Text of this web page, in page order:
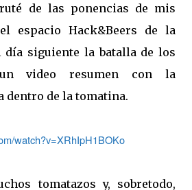
de las ponencias de mis
espacio Hack&Beers de la
día siguiente la batalla de los
video resumen con la
dentro de la tomatina.
watch?v=XRhIpH1BOKo
tomatazos y, sobretodo,